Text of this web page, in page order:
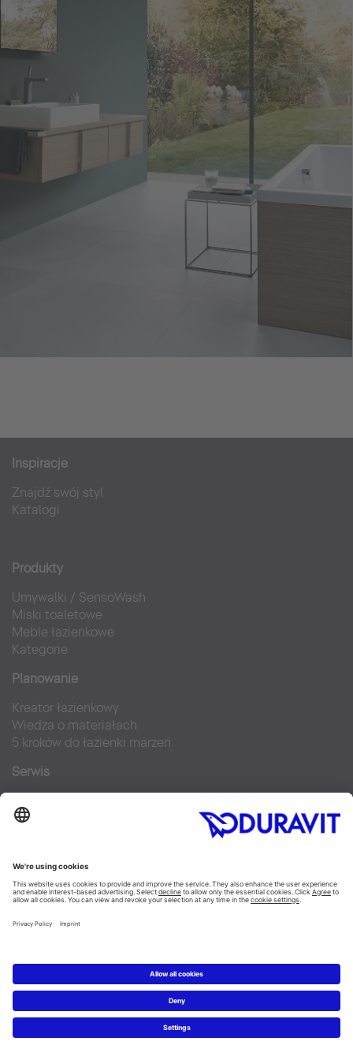
Inspiracje
Znajdź swój styl
Katalogi
Produkty
Umywalki / SensoWash
Miski toaletowe
Meble łazienkowe
Kategorie
Planowanie
Kreator łazienkowy
Wiedza o materiałach
5 kroków do łazienki marzeń
Serwis
Zdjęcia prasowe
Najczęściej zadawane pytania
Pinterest
Blog
Linked In